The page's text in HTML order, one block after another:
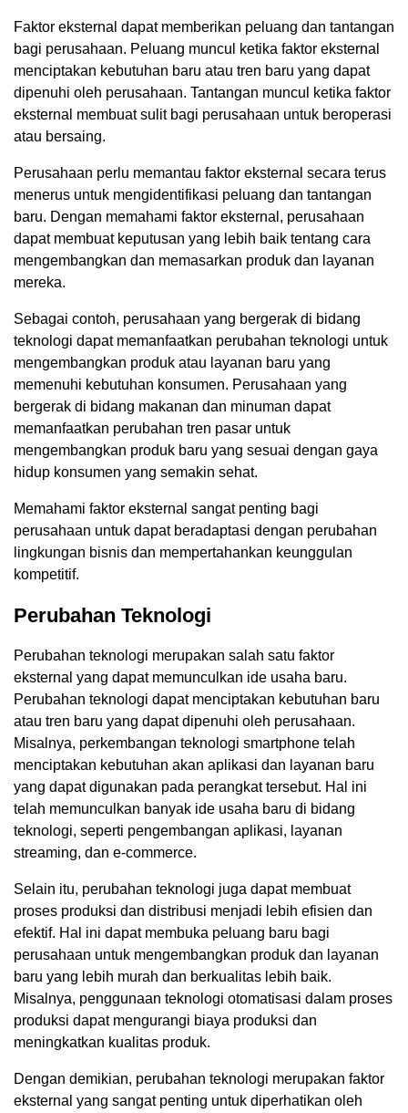
Faktor eksternal dapat memberikan peluang dan tantangan
bagi perusahaan. Peluang muncul ketika faktor eksternal
menciptakan kebutuhan baru atau tren baru yang dapat
dipenuhi oleh perusahaan. Tantangan muncul ketika faktor
eksternal membuat sulit bagi perusahaan untuk beroperasi
atau bersaing.
Perusahaan perlu memantau faktor eksternal secara terus
menerus untuk mengidentifikasi peluang dan tantangan
baru. Dengan memahami faktor eksternal, perusahaan
dapat membuat keputusan yang lebih baik tentang cara
mengembangkan dan memasarkan produk dan layanan
mereka.
Sebagai contoh, perusahaan yang bergerak di bidang
teknologi dapat memanfaatkan perubahan teknologi untuk
mengembangkan produk atau layanan baru yang
memenuhi kebutuhan konsumen. Perusahaan yang
bergerak di bidang makanan dan minuman dapat
memanfaatkan perubahan tren pasar untuk
mengembangkan produk baru yang sesuai dengan gaya
hidup konsumen yang semakin sehat.
Memahami faktor eksternal sangat penting bagi
perusahaan untuk dapat beradaptasi dengan perubahan
lingkungan bisnis dan mempertahankan keunggulan
kompetitif.
Perubahan Teknologi
Perubahan teknologi merupakan salah satu faktor
eksternal yang dapat memunculkan ide usaha baru.
Perubahan teknologi dapat menciptakan kebutuhan baru
atau tren baru yang dapat dipenuhi oleh perusahaan.
Misalnya, perkembangan teknologi smartphone telah
menciptakan kebutuhan akan aplikasi dan layanan baru
yang dapat digunakan pada perangkat tersebut. Hal ini
telah memunculkan banyak ide usaha baru di bidang
teknologi, seperti pengembangan aplikasi, layanan
streaming, dan e-commerce.
Selain itu, perubahan teknologi juga dapat membuat
proses produksi dan distribusi menjadi lebih efisien dan
efektif. Hal ini dapat membuka peluang baru bagi
perusahaan untuk mengembangkan produk dan layanan
baru yang lebih murah dan berkualitas lebih baik.
Misalnya, penggunaan teknologi otomatisasi dalam proses
produksi dapat mengurangi biaya produksi dan
meningkatkan kualitas produk.
Dengan demikian, perubahan teknologi merupakan faktor
eksternal yang sangat penting untuk diperhatikan oleh